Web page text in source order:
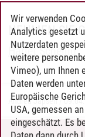
NEHMEN SIE
Hariet Schellig
Andrea Japsen/
Wir verwenden
Analytics gesetzt
Nutzerdaten
weitere
Vimeo), um Ihnen
Daten werden
Europäische
USA, gemessen
eingeschätzt. Es